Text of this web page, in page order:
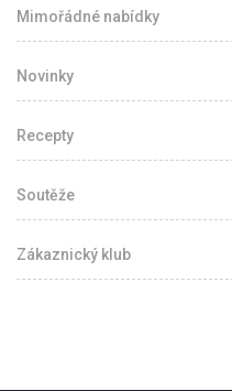
Mimořádné nabídky
Novinky
Recepty
Soutěže
Zákaznický klub